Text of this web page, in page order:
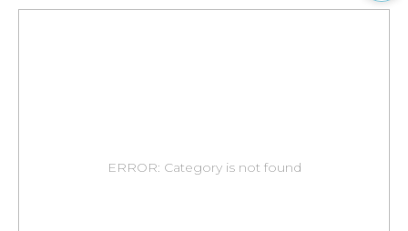
ERROR: Category is not found